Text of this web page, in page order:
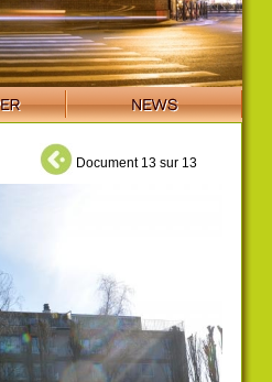
Document 13 sur 13